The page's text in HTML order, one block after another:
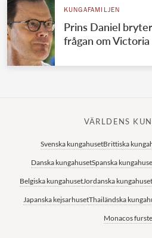
KUNGAFAMILJEN
Prins Daniel
frågan om Victoria
VÄRLDENS
Svenska kungahusetBrittiska
Danska kungahusetSpanska
Belgiska kungahusetJordanska kungahuset
Japanska kejsarhusetThailändska
Monacos